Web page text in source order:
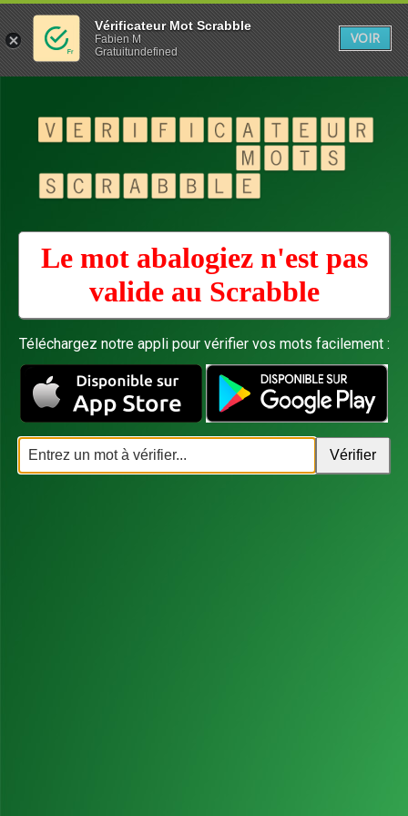
Le mot abalogiez n'est pas
valide au Scrabble
Téléchargez notre appli pour vérifier vos mots facilement :
Vérificateur Mot Scrabble
Fabien M
Gratuitundefined
VOIR